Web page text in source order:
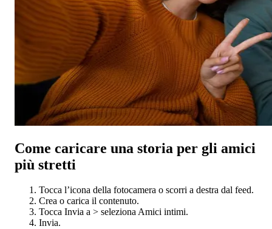
Come caricare una storia per gli amici
più stretti
Tocca l’icona della fotocamera o scorri a destra dal feed.
Crea o carica il contenuto.
Tocca Invia a > seleziona Amici intimi.
Invia.